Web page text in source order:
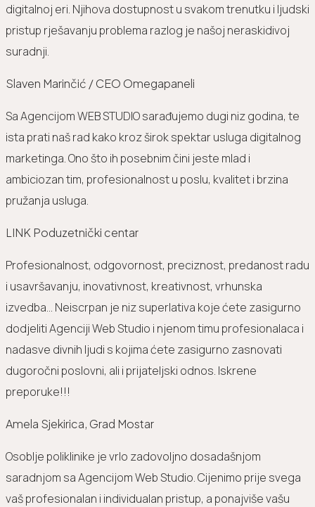
digitalnoj eri. Njihova dostupnost u svakom trenutku i ljudski
pristup rješavanju problema razlog je našoj neraskidivoj
suradnji.
Slaven Marinčić / CEO Omegapaneli
Sa Agencijom WEB STUDIO sarađujemo dugi niz godina, te
ista prati naš rad kako kroz širok spektar usluga digitalnog
marketinga. Ono što ih posebnim čini jeste mlad i
ambiciozan tim, profesionalnost u poslu, kvalitet i brzina
pružanja usluga.
LINK Poduzetnički centar
Profesionalnost, odgovornost, preciznost, predanost radu
i usavršavanju, inovativnost, kreativnost, vrhunska
izvedba... Neiscrpan je niz superlativa koje ćete zasigurno
dodjeliti Agenciji Web Studio i njenom timu profesionalaca i
nadasve divnih ljudi s kojima ćete zasigurno zasnovati
dugoročni poslovni, ali i prijateljski odnos. Iskrene
preporuke!!!
Amela Sjekirica, Grad Mostar
Osoblje poliklinike je vrlo zadovoljno dosadašnjom
saradnjom sa Agencijom Web Studio. Cijenimo prije svega
vaš profesionalan i individualan pristup, a ponajviše vašu